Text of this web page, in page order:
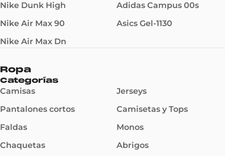
Nike Dunk High
Nike Air Max 90
Nike Air Max Dn
Adidas Campus 00s
Asics Gel-1130
Ropa
Categorías
Camisas
Pantalones cortos
Faldas
Chaquetas
Jerseys
Camisetas y Tops
Monos
Abrigos